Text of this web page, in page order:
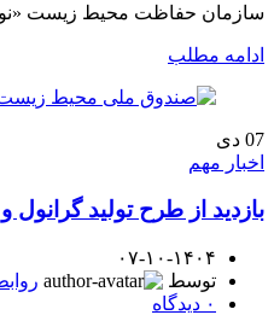
سازمان حفاظت محیط زیست
ادامه مطلب
07 دی
اخبار مهم
بازدید از طرح تولید
۰۷-۱۰-۱۴۰۴
توسط
۰ دیدگاه